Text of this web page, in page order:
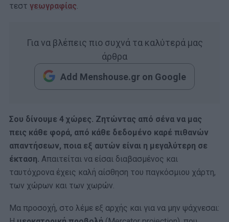
τεστ γεωγραφίας
Για να βλέπεις πιο συχνά τα καλύτερά μας
άρθρα
Add Menshouse.gr on Google
Σου δίνουμε 4 χώρες. Ζητώντας από σένα να μας
πεις κάθε φορά, από κάθε δεδομένο καρέ πιθανών
απαντήσεων, ποια εξ αυτών είναι η μεγαλύτερη σε
έκταση. Απαιτείται να είσαι διαβασμένος και
ταυτόχρονα έχεις καλή αίσθηση του παγκόσμιου χάρτη,
των χώρων και των χωρών.
Μα προσοχή, στο λέμε εξ αρχής και για να μην ψάχνεσαι: